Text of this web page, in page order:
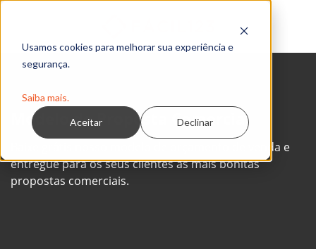
Usamos cookies para melhorar sua experiência e
segurança.
Saiba mais.
Aceitar Declinar
Modelo de Proposta Comercial
Baixe grátis nosso modelo de orçamento de venda e
entregue para os seus clientes as mais bonitas
propostas comerciais.